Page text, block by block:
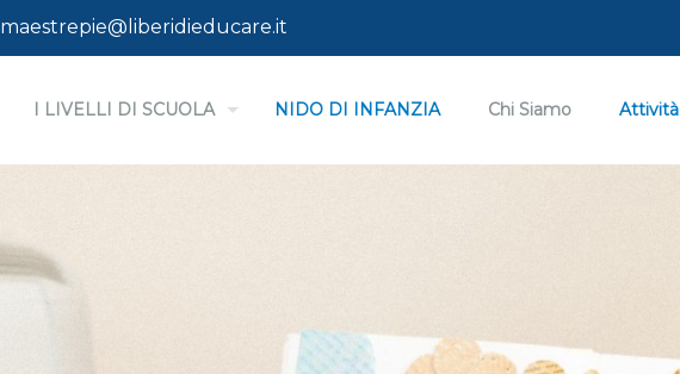
maestrepie@liberidieducare.it
I LIVELLI DI SCUOLA NIDO DI INFANZIA Chi Siamo Attività